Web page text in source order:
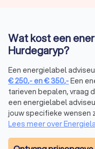
Wat kost een
Hurdegaryp?
Een energielabel
€250,- en€350,-Een
tarieven bepalen, vraag
een energielabel
jouw specifieke wensen
Lees meer over